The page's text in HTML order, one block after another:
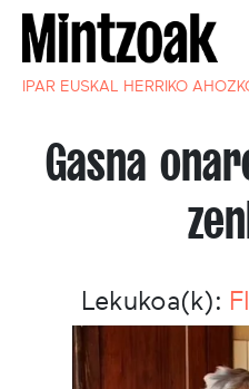
IPAR EUSKAL HERRIKO
Gasna
Lekukoa(k):